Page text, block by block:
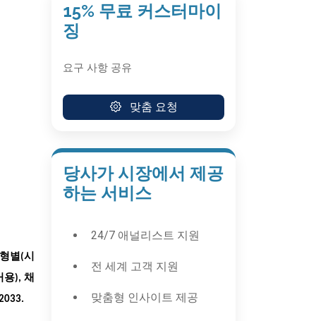
별(시
용), 채
15% 무료 커스터마이
징
요구 사항 공유
맞춤 요청
당사가 시장에서 제공
하는 서비스
24/7 애널리스트 지원
전 세계 고객 지원
맞춤형 인사이트 제공